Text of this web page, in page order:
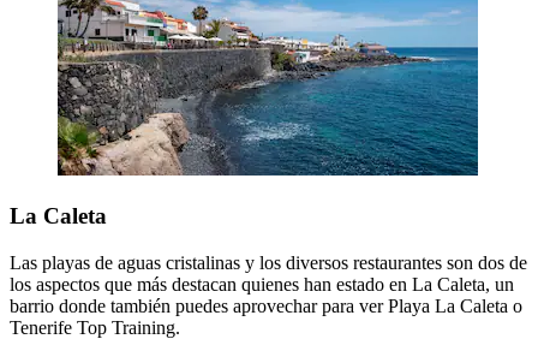
La Caleta
Las playas de aguas cristalinas y los diversos restaurantes son dos de
los aspectos que más destacan quienes han estado en La Caleta, un
barrio donde también puedes aprovechar para ver Playa La Caleta o
Tenerife Top Training.